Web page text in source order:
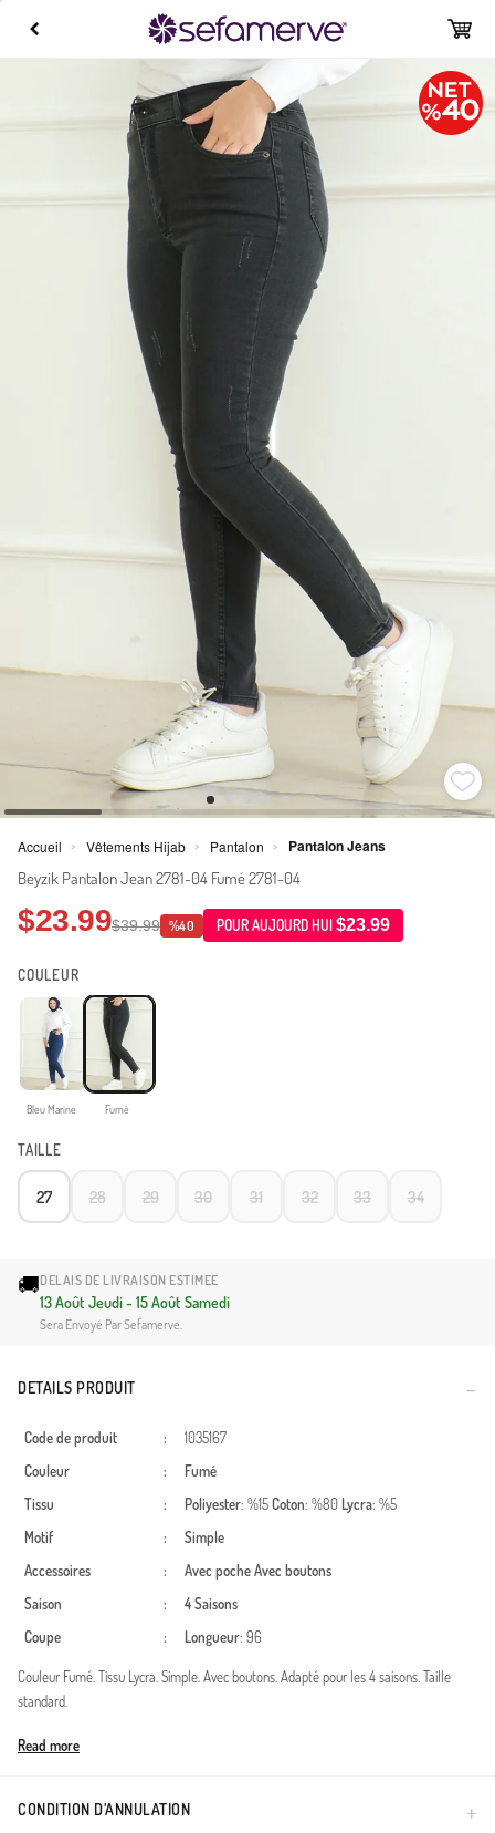
Accueil > Vêtements Hijab > Pantalon > Pantalon Jeans
Beyzik Pantalon Jean 2781-04 Fumé 2781-04
$23.99$39.99 %40 POUR AUJOURD HUI $23.99
COULEUR
Bleu Marine Fumé
TAILLE
27 28 29 30 31 32 33 34
🚚DELAIS DE LIVRAISON ESTIMEE
13 Août Jeudi - 15 Août Samedi
Sera Envoyé Par Sefamerve.
DETAILS PRODUIT
Code de produit :
1035167
Couleur
:
Fumé
Tissu
: Poliyester: %15Coton: %80 Lycra: %5
Motif
:
Simple
Accessoires
: Avec pocheAvec boutons
Saison
:
4 Saisons
Coupe
: Longueur: 96
Couleur Fumé. Tissu Lycra. Simple. Avec boutons. Adapté pour les 4 saisons. Taille
standard.
Made in Türkiye
Read more
CONDITION D’ANNULATION